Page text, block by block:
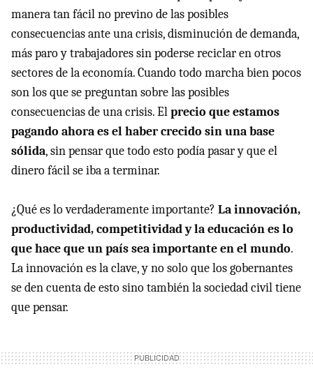
manera tan fácil no previno de las posibles
consecuencias ante una crisis, disminución de demanda,
más paro y trabajadores sin poderse reciclar en otros
sectores de la economía. Cuando todo marcha bien pocos
son los que se preguntan sobre las posibles
consecuencias de una crisis. Elprecio que estamos
pagando ahora es el haber crecido sin una base
sólida, sin pensar que todo esto podía pasar y que el
dinero fácil se iba a terminar.
¿Qué es lo verdaderamente importante? La innovación,
productividad, competitividad y la educación es lo
que hace que un país sea importante en el mundo.
La innovación es la clave, y no solo que los gobernantes
se den cuenta de esto sino también la sociedad civil tiene
que pensar.